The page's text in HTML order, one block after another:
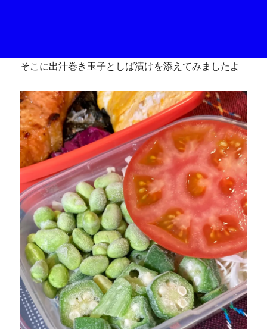
そこに出汁巻き玉子としば漬けを添えてみましたよ